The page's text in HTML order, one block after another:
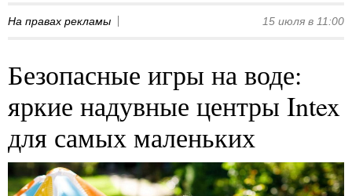
На правах рекламы 15 июля в 11:00
Безопасные игры на воде:
яркие надувные центры Intex
для самых маленьких